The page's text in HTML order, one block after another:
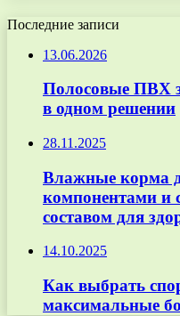
Последние записи
13.06.2026
Полосовые ПВХ
в одном решении
28.11.2025
Влажные корма
компонентами и
составом для
14.10.2025
Как выбрать
максимальные